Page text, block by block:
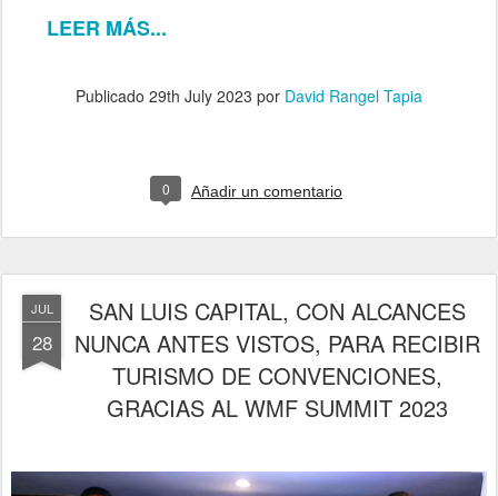
LEER MÁS...
Publicado 29th July 2023 por David Rangel Tapia
0 Añadir un comentario
JUL
28
SAN LUIS CAPITAL, CON ALCANCES
NUNCA ANTES VISTOS, PARA RECIBIR
TURISMO DE CONVENCIONES,
GRACIAS AL WMF SUMMIT 2023